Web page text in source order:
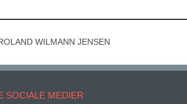
WILMANN JENSEN
SOCIALE MEDIER